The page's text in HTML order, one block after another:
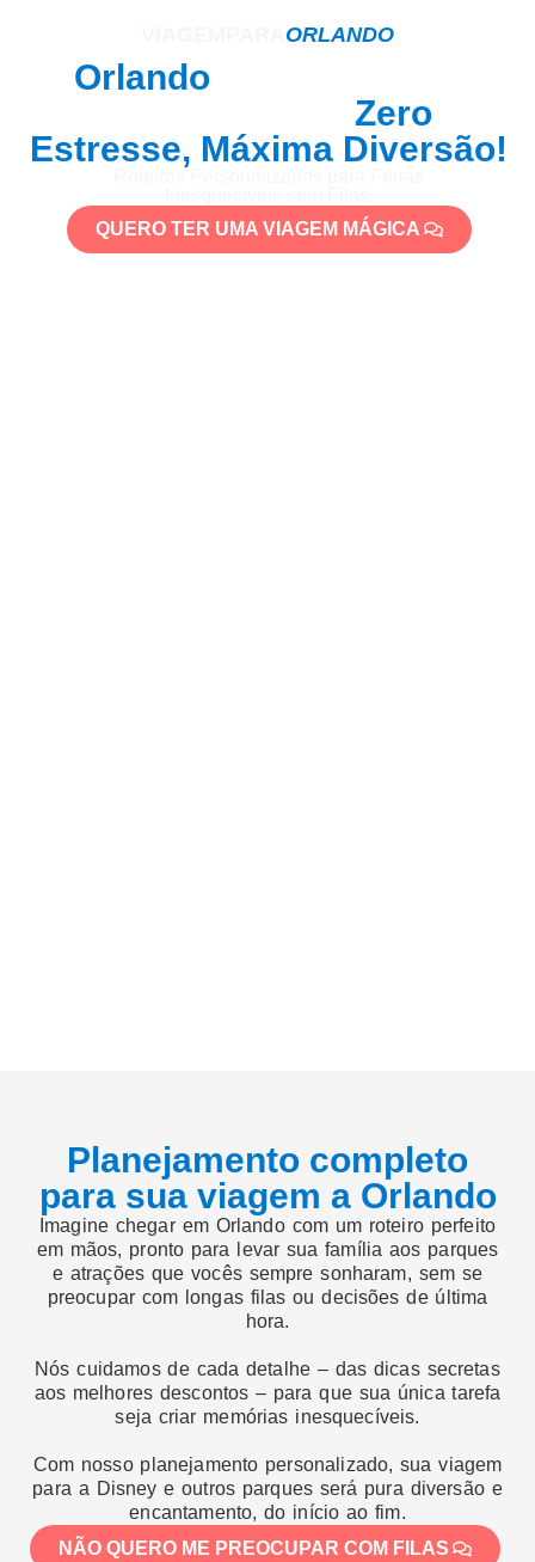
ORLANDO
Sua Viagem Mágica para
Orlando
Zero
Estresse, Máxima Diversão!
QUERO TER UMA VIAGEM MÁGICA
Planejamento completo
para sua viagem a Orlando
Imagine chegar em Orlando com um roteiro perfeito
em mãos, pronto para levar sua família aos parques
e atrações que vocês sempre sonharam, sem se
preocupar com longas filas ou decisões de última
hora.
Nós cuidamos de cada detalhe – das dicas secretas
aos melhores descontos – para que sua única tarefa
seja criar memórias inesquecíveis.
Com nosso planejamento personalizado, sua viagem
para a Disney e outros parques será pura diversão e
encantamento, do início ao fim.
NÃO QUERO ME PREOCUPAR COM FILAS